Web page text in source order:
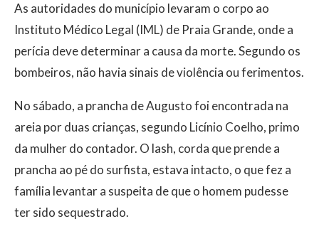
As autoridades do município levaram o corpo ao
Instituto Médico Legal (IML) de Praia Grande, onde a
perícia deve determinar a causa da morte. Segundo os
bombeiros, não havia sinais de violência ou ferimentos.
No sábado, a prancha de Augusto foi encontrada na
areia por duas crianças, segundo Licínio Coelho, primo
da mulher do contador. O lash, corda que prende a
prancha ao pé do surfista, estava intacto, o que fez a
família levantar a suspeita de que o homem pudesse
ter sido sequestrado.